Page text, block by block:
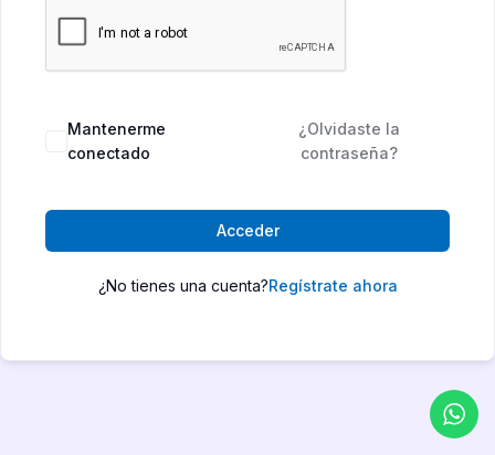
Mantenerme
conectado
¿Olvidaste la
contraseña?
Acceder
¿No tienes una cuenta?Regístrate ahora